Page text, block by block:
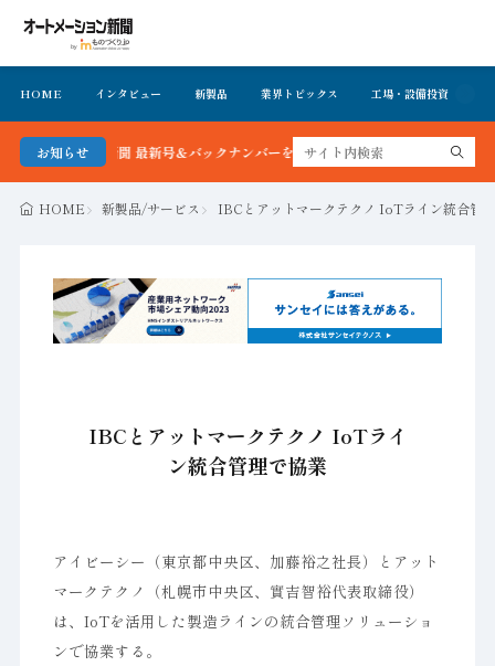
HOME インタビュー 新製品 業界トピックス 工場・設備投資
お知らせ
ション新聞 最新号＆バックナンバーを無料で公開中 詳細はこちら
HOME 新製品/サービス IBCとアットマークテクノ IoTライン統合管
IBCとアットマークテクノ IoTライ
ン統合管理で協業
アイビーシー（東京都中央区、加藤裕之社長）とアット
マークテクノ（札幌市中央区、實吉智裕代表取締役）
は、IoTを活用した製造ラインの統合管理ソリューショ
ンで協業する。